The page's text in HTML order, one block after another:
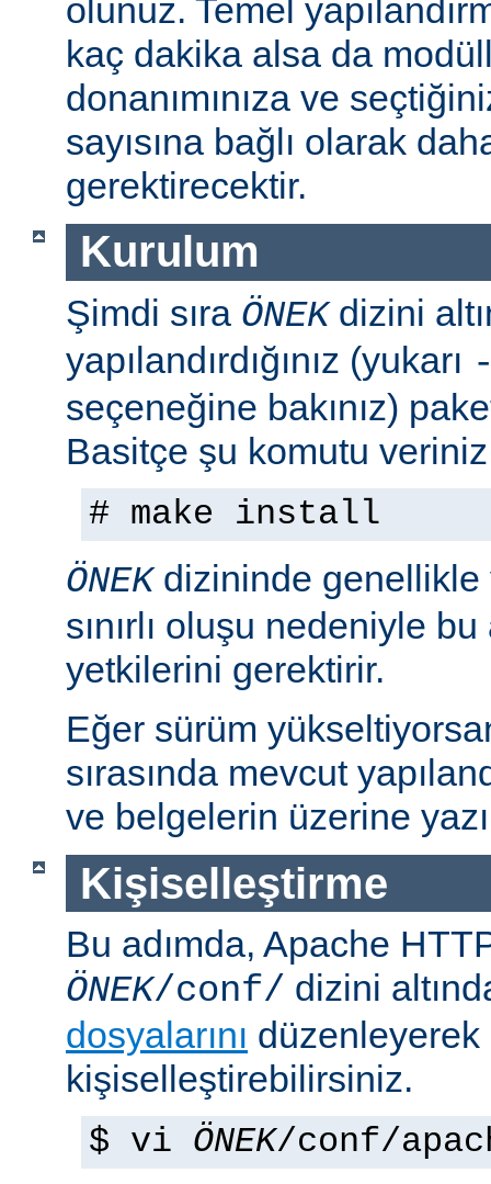
olunuz. Temel
kaç dakika alsa da
donanımınıza ve
sayısına bağlı olarak
gerektirecektir.
Kurulum
Şimdi sıra ÖNEKdizini
yapılandırdığınız (yukarı
seçeneğine bakınız)
Basitçe şu komutu
# make install
ÖNEKdizininde genellikle
sınırlı oluşu nedeniyle
yetkilerini gerektirir.
Eğer sürüm
sırasında mevcut
ve belgelerin üzerine
Kişiselleştirme
Bu adımda, Apache
ÖNEK/conf/ dizini
dosyalarını düzenleyerek
kişiselleştirebilirsiniz.
$ vi ÖNEK/conf/